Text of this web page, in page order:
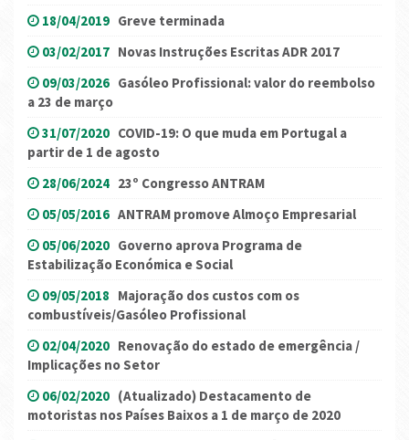
18/04/2019 Greve terminada
03/02/2017 Novas Instruções Escritas ADR 2017
09/03/2026 Gasóleo Profissional: valor do reembolso
a 23 de março
31/07/2020 COVID-19: O que muda em Portugal a
partir de 1 de agosto
28/06/2024 23º Congresso ANTRAM
05/05/2016 ANTRAM promove Almoço Empresarial
05/06/2020 Governo aprova Programa de
Estabilização Económica e Social
09/05/2018 Majoração dos custos com os
combustíveis/Gasóleo Profissional
02/04/2020 Renovação do estado de emergência /
Implicações no Setor
06/02/2020 (Atualizado) Destacamento de
motoristas nos Países Baixos a 1 de março de 2020